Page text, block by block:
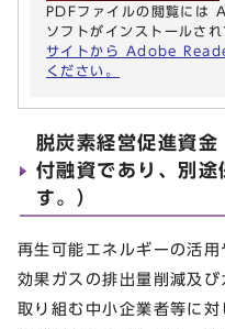
PDFファイルの閲覧には
ソフトがインストールされ
サイトから Adobe
ください。
脱炭素経営促進資金
付融資であり、別途
す。）
再生可能エネルギーの活
効果ガスの排出量削減及
取り組む中小企業者等に